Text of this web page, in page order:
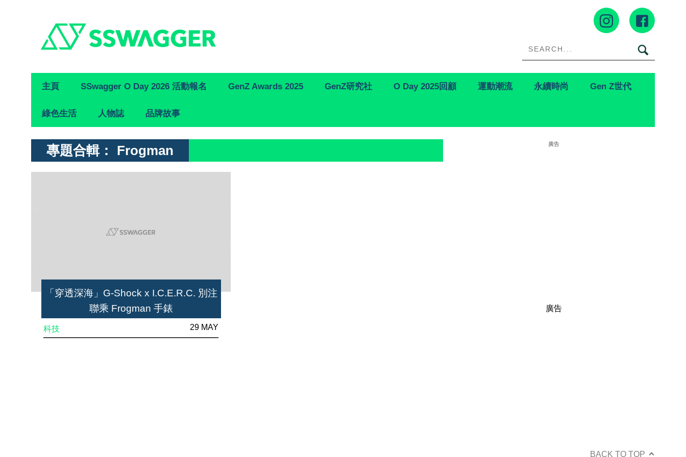
Primary
Navigation
主頁 SSwagger O Day 2026 活動報名 GenZ Awards 2025 GenZ研究社 O Day 2025回顧 運動潮流 永續時尚 Gen Z世代
綠色生活 人物誌 品牌故事
專題合輯： Frogman
「穿透深海」G-Shock x I.C.E.R.C. 別注
聯乘 Frogman 手錶
科技 29 MAY
廣告
廣告
BACK TO TOP